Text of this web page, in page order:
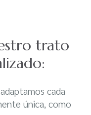
trato
cada
única, como